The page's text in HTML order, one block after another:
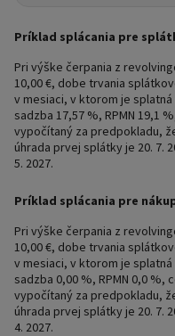
Príklad splácania pre
Pri výške čerpania z
10,00 €, dobe trvania
v mesiaci, v ktorom je
sadzba 17,57 %, RPMN 19,1
vypočítaný za predpokladu,
úhrada prvej splátky je 20. 7.
5. 2027.
Príklad splácania pre
Pri výške čerpania z
10,00 €, dobe trvania
v mesiaci, v ktorom je
sadzba 0,00 %, RPMN 0,0 %,
vypočítaný za predpokladu,
úhrada prvej splátky je 20. 7.
4. 2027.